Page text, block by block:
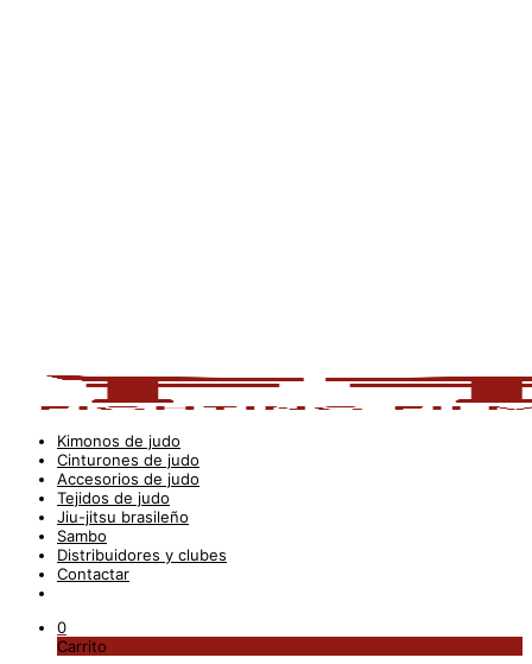
Kimonos de judo
Cinturones de judo
Accesorios de judo
Tejidos de judo
Jiu-jitsu brasileño
Sambo
Distribuidores y clubes
Contactar
0
Carrito